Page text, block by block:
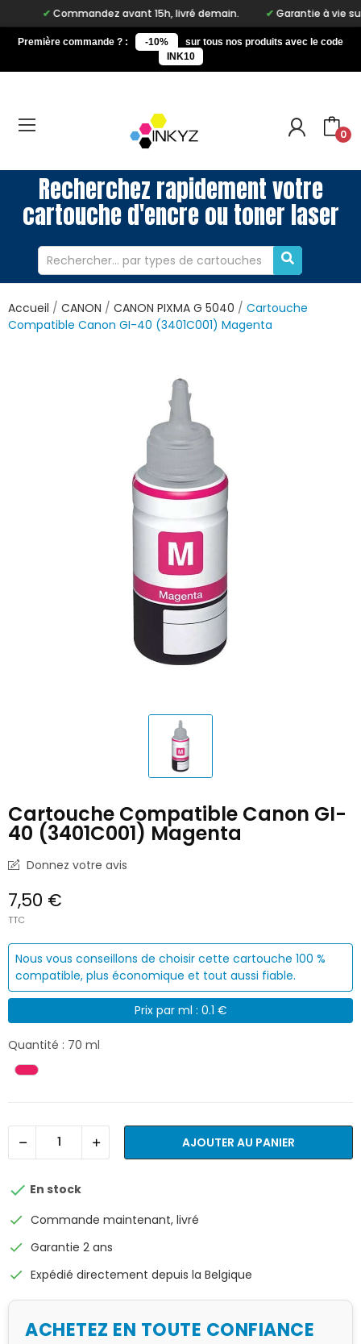
Commandez avant 15h, livré demain. Garantie à vie sur
Première commande ? : -10%
sur tous nos produits avec le code
INK10
0
Recherchez rapidement votre
cartouche d'encre ou toner laser
Accueil CANON CANON PIXMA G 5040
Cartouche
Compatible Canon GI-40 (3401C001) Magenta
Cartouche Compatible Canon GI-
40 (3401C001) Magenta
Donnez votre avis
7,50 €
TTC
Nous vous conseillons de choisir cette cartouche 100 %
compatible, plus économique et tout aussi fiable.
Prix par ml : 0.1 €
Quantité : 70 ml
AJOUTER AU PANIER
 En stock
check Commande maintenant, livré
check Garantie 2 ans
check Expédié directement depuis la Belgique
ACHETEZ EN TOUTE CONFIANCE